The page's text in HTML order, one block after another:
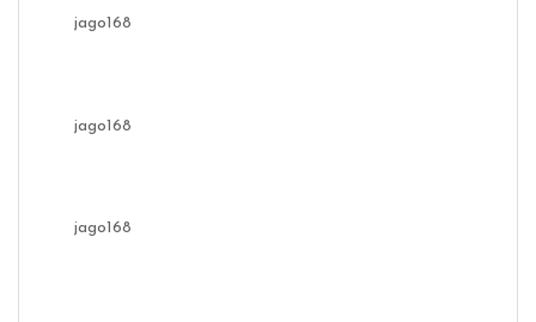
jago168
jago168
jago168